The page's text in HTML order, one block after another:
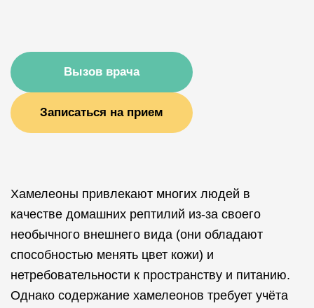
Вызов врача
Записаться на прием
Хамелеоны привлекают многих людей в
качестве домашних рептилий из-за своего
необычного внешнего вида (они обладают
способностью менять цвет кожи) и
нетребовательности к пространству и питанию.
Однако содержание хамелеонов требует учёта